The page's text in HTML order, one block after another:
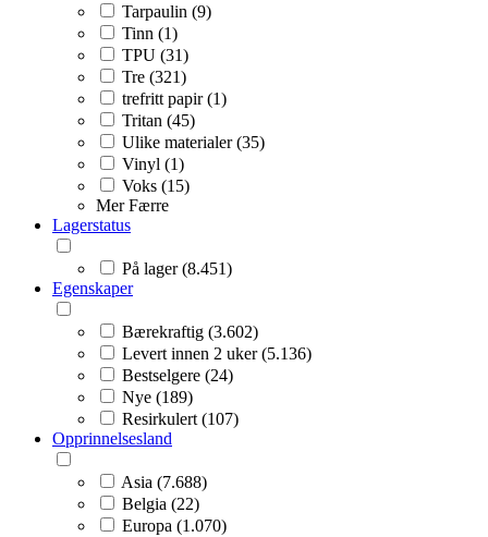
Tarpaulin (9)
Tinn (1)
TPU (31)
Tre (321)
trefritt papir (1)
Tritan (45)
Ulike materialer (35)
Vinyl (1)
Voks (15)
Mer Færre
Lagerstatus
På lager (8.451)
Egenskaper
Bærekraftig (3.602)
Levert innen 2 uker (5.136)
Bestselgere (24)
Nye (189)
Resirkulert (107)
Opprinnelsesland
Asia (7.688)
Belgia (22)
Europa (1.070)